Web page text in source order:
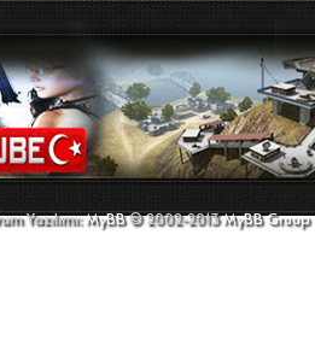
Yazılımı:MyBB© 2002-2013MyBB Group